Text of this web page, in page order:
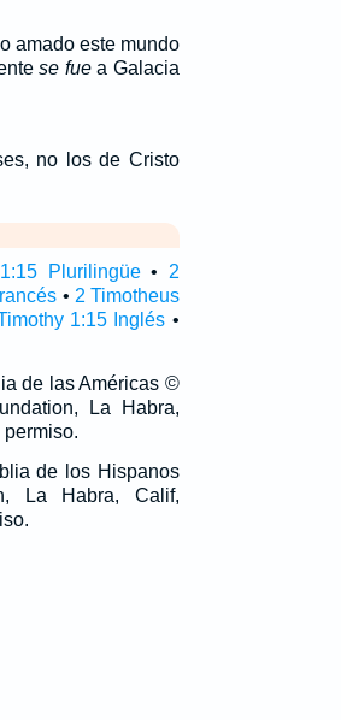
amado este mundo
se fuea Galacia
no los de Cristo
Plurilingüe• 2
• 2 Timotheus
1:15 Inglés •
de las Américas ©
La Habra,
de los Hispanos
La Habra, Calif,